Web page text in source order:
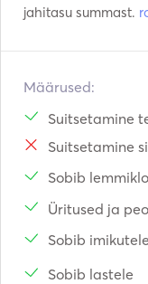
jahitasu summast.
Määrused:
Suitsetamine
Suitsetamine
Sobib
Üritused ja
Sobib imikutele
Sobib lastele